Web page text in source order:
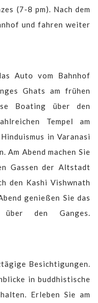
(7-8 pm). Nach dem
und fahren weiter
Auto vom Bahnhof
Ghats am frühen
Boating über den
Tempel am
in Varanasi
Am Abend machen Sie
Gassen der Altstadt
den Kashi Vishwnath
genießen Sie das
über den Ganges.
Besichtigungen.
in buddhistische
Erleben Sie am